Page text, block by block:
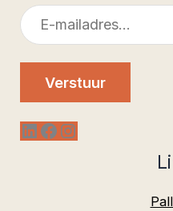
E-
mailadres
Verstuur
LinkedIn
Facebook
Instagram